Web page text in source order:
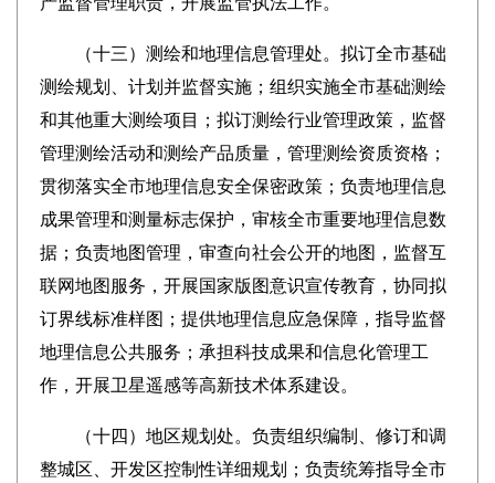
（十三） 测绘和地理信息管理处。拟订全市基础
测绘规划、计划并监督实施；组织实施全市基础测绘
和其他重大测绘项目；拟订测绘行业管理政策，监督
管理测绘活动和测绘产品质量，管理测绘资质资格；
贯彻落实全市地理信息安全保密政策；负责地理信息
成果管理和测量标志保护，审核全市重要地理信息数
据；负责地图管理，审查向社会公开的地图，监督互
联网地图服务，开展国家版图意识宣传教育，协同拟
订界线标准样图；提供地理信息应急保障，指导监督
地理信息公共服务；承担科技成果和信息化管理工
作，开展卫星遥感等高新技术体系建设。
（十四） 地区规划处。负责组织编制、修订和调
整城区、开发区控制性详细规划；负责统筹指导全市